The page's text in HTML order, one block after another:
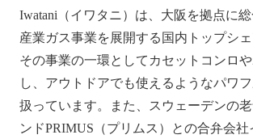
Iwatani（イワタニ）は、大阪を拠点に
産業ガス事業を展開する国内トップシェ
その事業の一環としてカセットコンロ
し、アウトドアでも使えるようなパワ
扱っています。また、スウェーデンの
ンドPRIMUS（プリムス）との合弁会社